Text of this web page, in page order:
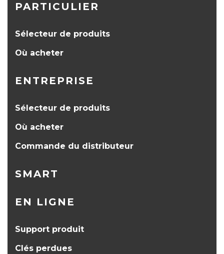
PARTICULIER
Sélecteur de produits
Où acheter
ENTREPRISE
Sélecteur de produits
Où acheter
Commande du distributeur
SMART
EN LIGNE
Support produit
Clés perdues